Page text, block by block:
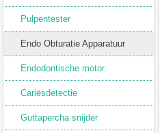
Pulpentester
Endo Obturatie Apparatuur
Endodontische motor
Cariësdetectie
Guttapercha snijder